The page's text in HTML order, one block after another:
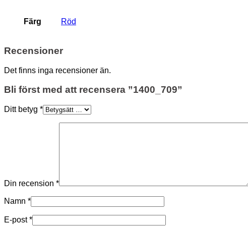
Färg Röd
Recensioner
Det finns inga recensioner än.
Bli först med att recensera ”1400_709”
Ditt betyg *
Din recension *
Namn *
E-post*